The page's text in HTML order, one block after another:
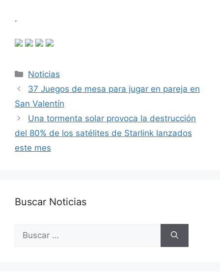
.
Categorías
Noticias
37 Juegos de mesa para jugar en pareja en
San Valentín
Una tormenta solar provoca la destrucción
del 80% de los satélites de Starlink lanzados
este mes
Buscar Noticias